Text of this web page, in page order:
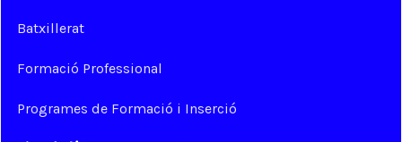
Batxillerat
Formació Professional
Programes de Formació i Inserció